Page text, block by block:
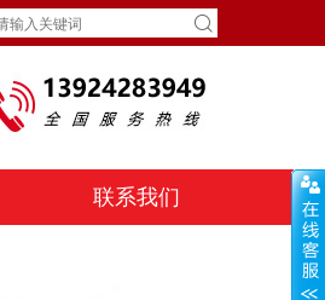
联系我们